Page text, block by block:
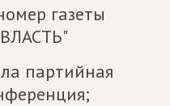
газеты
партийная